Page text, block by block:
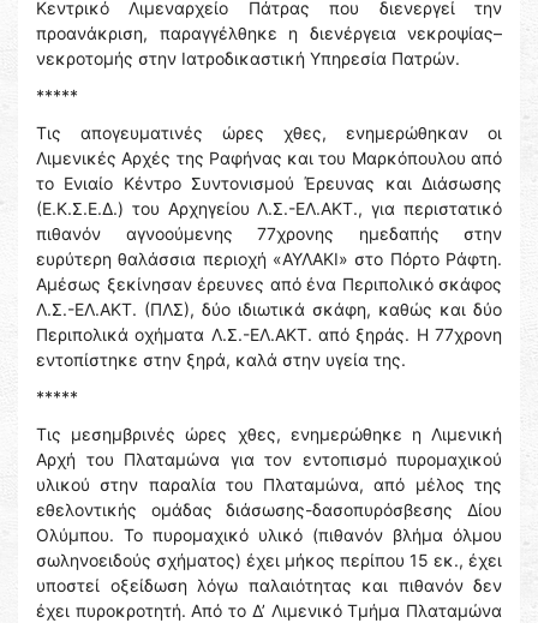
Κεντρικό Λιμεναρχείο Πάτρας που διενεργεί την
προανάκριση, παραγγέλθηκε η διενέργεια νεκροψίας–
νεκροτομής στην Ιατροδικαστική Υπηρεσία Πατρών.
*****
Τις απογευματινές ώρες χθες, ενημερώθηκαν οι
Λιμενικές Αρχές της Ραφήνας και του Μαρκόπουλου από
το Ενιαίο Κέντρο Συντονισμού Έρευνας και Διάσωσης
(Ε.Κ.Σ.Ε.Δ.) του Αρχηγείου Λ.Σ.-ΕΛ.ΑΚΤ., για περιστατικό
πιθανόν αγνοούμενης 77χρονης ημεδαπής στην
ευρύτερη θαλάσσια περιοχή «ΑΥΛΑΚΙ» στο Πόρτο Ράφτη.
Αμέσως ξεκίνησαν έρευνες από ένα Περιπολικό σκάφος
Λ.Σ.-ΕΛ.ΑΚΤ. (ΠΛΣ), δύο ιδιωτικά σκάφη, καθώς και δύο
Περιπολικά οχήματα Λ.Σ.-ΕΛ.ΑΚΤ. από ξηράς. Η 77χρονη
εντοπίστηκε στην ξηρά, καλά στην υγεία της.
*****
Τις μεσημβρινές ώρες χθες, ενημερώθηκε η Λιμενική
Αρχή του Πλαταμώνα για τον εντοπισμό πυρομαχικού
υλικού στην παραλία του Πλαταμώνα, από μέλος της
εθελοντικής ομάδας διάσωσης-δασοπυρόσβεσης Δίου
Ολύμπου. Το πυρομαχικό υλικό (πιθανόν βλήμα όλμου
σωληνοειδούς σχήματος) έχει μήκος περίπου 15 εκ., έχει
υποστεί οξείδωση λόγω παλαιότητας και πιθανόν δεν
έχει πυροκροτητή. Από το Δ’ Λιμενικό Τμήμα Πλαταμώνα